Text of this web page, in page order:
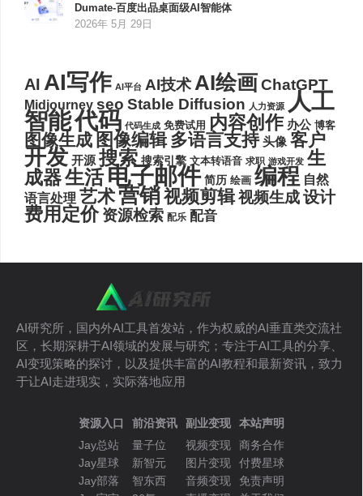
Dumate-百度出品桌面级AI智能体
2026年 5月 29日
AI AI写作 AI平台 AI技术AI绘画ChatGPT
Midjourney seo Stable Diffusion 人力资源 人工
智能代码 代码生成 免费试用 内容创作 办公 博客
图像生成 图像编辑 多语言支持 头像 客户
开发 开源 搜索 搜索引擎 文本转语音 求职 游戏开发 生
成器生活电子邮件 简历 绘画 编程 自然
语言处理 艺术营销视频剪辑视频生成设计
费用定价 资源检索 配乐 配音
AI研究所，国内外AI工具首发站，作为权威的AI垂直类交流社
区，长期深耕于AI领域的发展与研究；专注于AI工具的分享、
AI变现策略的探讨，以及提供丰富的AI教程和最新资讯，致力
于让AI走进现实，实际落地应用
资源入口
Jay总站
Jay星球
Jay部落
前沿资讯
量子位
新智元
智东西
副业变现
视频变现
图片变现
音频变现
本站声明
商务合作
付费星球
免责声明